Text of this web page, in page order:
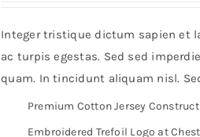
Integer tristique dictum sapien et
ac turpis egestas. Sed sed
quam. In tincidunt aliquam nisl.
Premium Cotton Jersey
Embroidered Trefoil Logo at Chest